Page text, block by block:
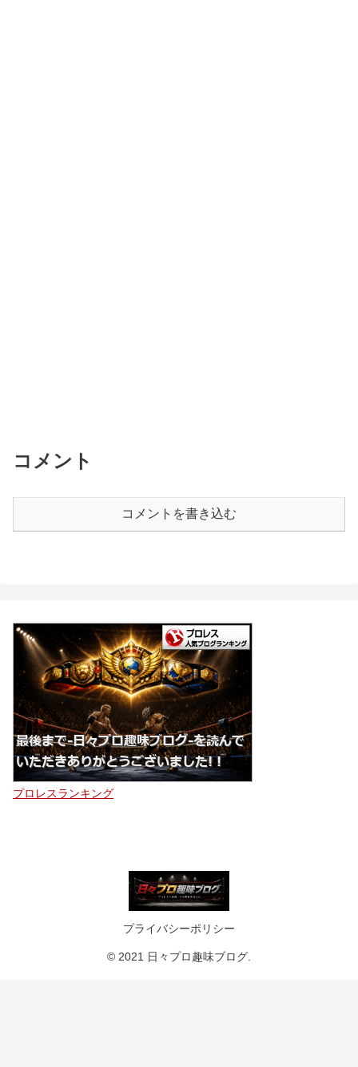
コメント
コメントを書き込む
プロレスランキング
プライバシーポリシー
© 2021 日々プロ趣味ブログ.